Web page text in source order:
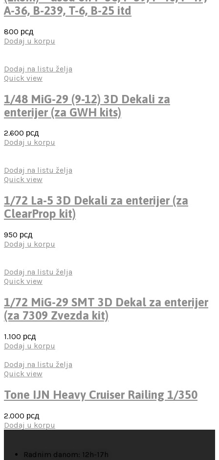
A-36, B-239, T-6, B-25 itd
800 рсд
Dodaj u korpu
Dodaj na listu želja
Quick view
1/48 MiG-29 (9-12) 3D Dekali za
enterijer (za GWH kits)
2.600 рсд
Dodaj u korpu
Dodaj na listu želja
Quick view
1/72 La-5 3D Dekali za enterijer (za
ClearProp kit)
950 рсд
Dodaj u korpu
Dodaj na listu želja
Quick view
1/72 MiG-29 SMT 3D Dekal za enterijer
(za 7309 Zvezda kit)
1.100 рсд
Dodaj u korpu
Dodaj na listu želja
Quick view
Tone IJN Heavy Cruiser Railing 1/350
2.000 рсд
Dodaj u korpu
Radnim danom: 12h-17h